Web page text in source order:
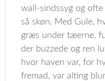
wall-sindssyg og ofte
så skøn. Med Gule,
græs under tæerne,
der buzzede og ren
hvor haven var, for
fremad, var alting